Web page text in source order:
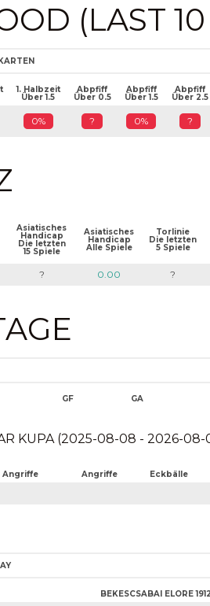
(LAST
1. Halbzeit
Über 1.5
Abpfiff
Über 0.5
Abpfiff
Über 1.5
Abpfiff
Über 2.5
0% ? 0% ?
Asiatisches
Handicap
Die letzten
15 Spiele
Asiatisches
Handicap
Alle Spiele
Torlinie
Die letzten
5 Spiele
? 0.00 ?
GF GA
KUPA (2025-08-08 - 2026-
Angriffe Angriffe Eckbälle
BEKESCSABAI ELORE